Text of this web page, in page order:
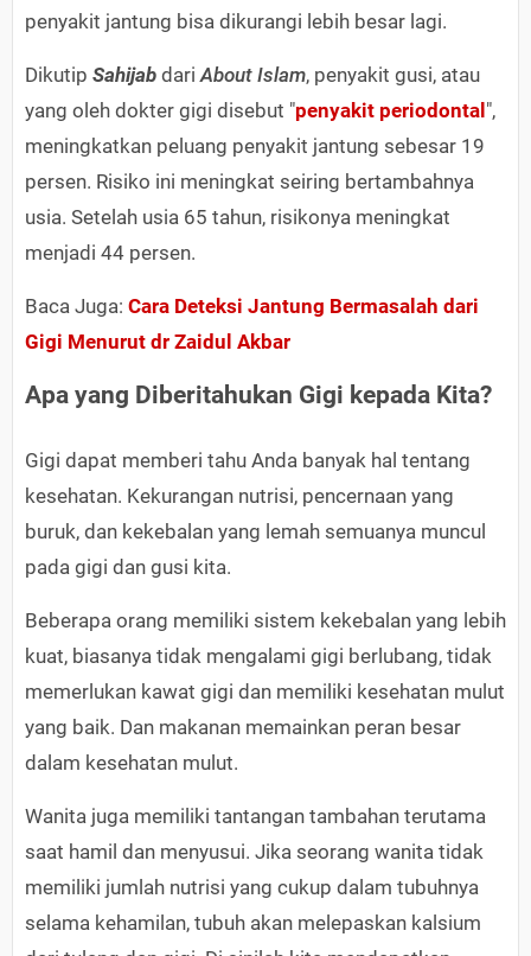
penyakit jantung bisa dikurangi lebih besar lagi.
Dikutip Sahijab dariAbout Islam, penyakit gusi, atau
yang oleh dokter gigi disebut "penyakit periodontal ",
meningkatkan peluang penyakit jantung sebesar 19
persen. Risiko ini meningkat seiring bertambahnya
usia. Setelah usia 65 tahun, risikonya meningkat
menjadi 44 persen.
Baca Juga: Cara Deteksi Jantung Bermasalah dari
Gigi Menurut dr Zaidul Akbar
Apa yang Diberitahukan Gigi kepada Kita?
Gigi dapat memberi tahu Anda banyak hal tentang
kesehatan. Kekurangan nutrisi, pencernaan yang
buruk, dan kekebalan yang lemah semuanya muncul
pada gigi dan gusi kita.
Beberapa orang memiliki sistem kekebalan yang lebih
kuat, biasanya tidak mengalami gigi berlubang, tidak
memerlukan kawat gigi dan memiliki kesehatan mulut
yang baik. Dan makanan memainkan peran besar
dalam kesehatan mulut.
Wanita juga memiliki tantangan tambahan terutama
saat hamil dan menyusui. Jika seorang wanita tidak
memiliki jumlah nutrisi yang cukup dalam tubuhnya
selama kehamilan, tubuh akan melepaskan kalsium